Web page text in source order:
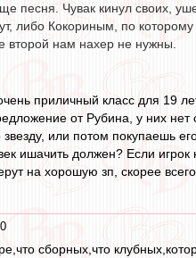
песня. Чувак кинул своих,
либо Кокориным, по
второй нам нахер не нужны.
приличный класс для 19
от Рубина, у них
или потом покупаешь
ишачить должен? Если
на хорошую зп, скорее
сборных,что